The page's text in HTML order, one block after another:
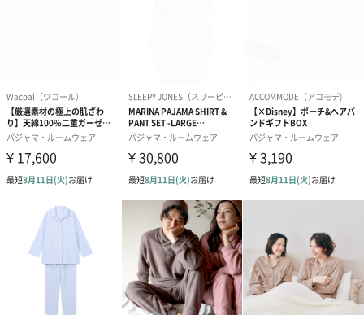
ジェラートピケオフィシャルラッピング
ギフトラッピングを施してお届けします。
※Xmas限定ギフト巾着は数量限定のため、在庫無くなり次第終了
となります。